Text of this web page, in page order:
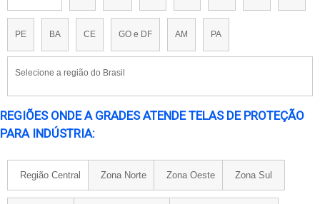
PE BA CE GO e DF AM PA
Selecione a região do Brasil
REGIÕES ONDE A GRADES ATENDE TELAS DE PROTEÇÃO
PARA INDÚSTRIA:
Região Central Zona Norte Zona Oeste Zona Sul